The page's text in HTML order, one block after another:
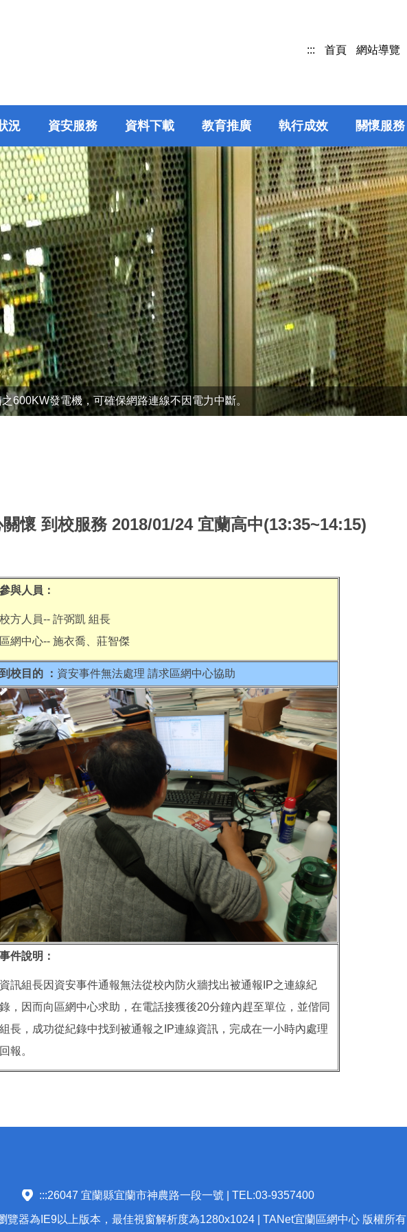
::: 首頁 網站導覽
況 資安服務 資料下載 教育推廣 執行成效 關懷服務
600KW發電機，可確保網路連線不因電力中斷。
懷 到校服務 2018/01/24 宜蘭高中(13:35~14:15)
參與人員：
校方人員-- 許弼凱 組長
區網中心-- 施衣喬、莊智傑
到校目的 ： 資安事件無法處理 請求區網中心協助
事件說明：
資訊組長因資安事件通報無法從校內防火牆找出被通報IP之連線紀
錄，因而向區網中心求助，在電話接獲後20分鐘內趕至單位，並偕同
組長，成功從紀錄中找到被通報之IP連線資訊，完成在一小時內處理
回報。
:::26047 宜蘭縣宜蘭市神農路一段一號 | TEL:03-9357400
覽器為IE9以上版本，最佳視窗解析度為1280x1024 | TANet宜蘭區網中心 版權所有